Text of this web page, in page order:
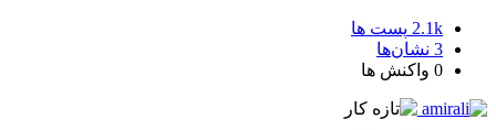
2.1k پست ها
3 نشان‌ها
0 واکنش ها